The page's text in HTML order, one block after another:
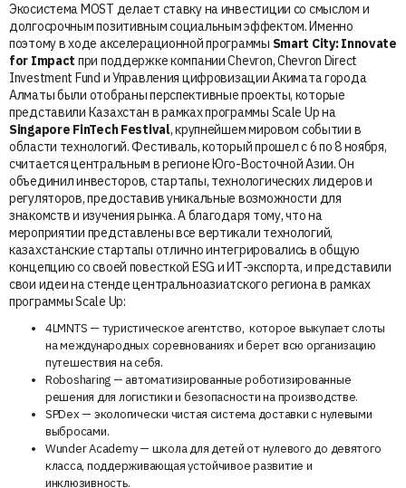
Экосистема MOST делает ставку на инвестиции со смыслом и
долгосрочным позитивным социальным эффектом. Именно
поэтому в ходе акселерационной программы Smart City: Innovate
for Impact при поддержке компании Chevron, Chevron Direct
Investment Fund и Управления цифровизации Акимата города
Алматы были отобраны перспективные проекты, которые
представили Казахстан в рамках программы Scale Up на
Singapore FinTech Festival, крупнейшем мировом событии в
области технологий. Фестиваль, который прошел с 6 по 8 ноября,
считается центральным в регионе Юго-Восточной Азии. Он
объединил инвесторов, стартапы, технологических лидеров и
регуляторов, предоставив уникальные возможности для
знакомств и изучения рынка. А благодаря тому, что на
мероприятии представлены все вертикали технологий,
казахстанские стартапы отлично интегрировались в общую
концепцию со своей повесткой ESG и ИТ-экспорта, и представили
свои идеи на стенде центральноазиатского региона в рамках
программы Scale Up:
4LMNTS — туристическое агентство, которое выкупает слоты
на международных соревнованиях и берет всю организацию
путешествия на себя.
Robosharing — автоматизированные роботизированные
решения для логистики и безопасности на производстве.
SPDex — экологически чистая система доставки с нулевыми
выбросами.
Wunder Academy — школа для детей от нулевого до девятого
класса, поддерживающая устойчивое развитие и
инклюзивность.